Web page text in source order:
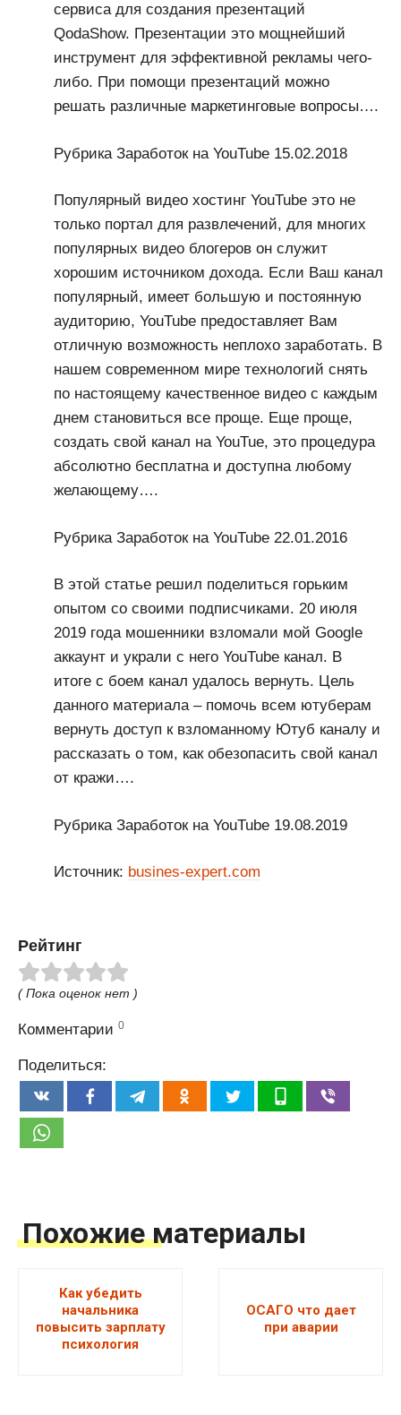
сервиса для создания презентаций
QodaShow. Презентации это мощнейший
инструмент для эффективной рекламы чего-
либо. При помощи презентаций можно
решать различные маркетинговые вопросы….
Рубрика Заработок на YouTube 15.02.2018
Популярный видео хостинг YouTube это не
только портал для развлечений, для многих
популярных видео блогеров он служит
хорошим источником дохода. Если Ваш канал
популярный, имеет большую и постоянную
аудиторию, YouTube предоставляет Вам
отличную возможность неплохо заработать. В
нашем современном мире технологий снять
по настоящему качественное видео с каждым
днем становиться все проще. Еще проще,
создать свой канал на YouTue, это процедура
абсолютно бесплатна и доступна любому
желающему….
Рубрика Заработок на YouTube 22.01.2016
В этой статье решил поделиться горьким
опытом со своими подписчиками. 20 июля
2019 года мошенники взломали мой Google
аккаунт и украли с него YouTube канал. В
итоге с боем канал удалось вернуть. Цель
данного материала – помочь всем ютуберам
вернуть доступ к взломанному Ютуб каналу и
рассказать о том, как обезопасить свой канал
от кражи….
Рубрика Заработок на YouTube 19.08.2019
Источник: busines-expert.com
Рейтинг
( Пока оценок нет )
Комментарии 0
Поделиться:
Похожие материалы
Как убедить
начальника
повысить зарплату
психология
ОСАГО что дает
при аварии